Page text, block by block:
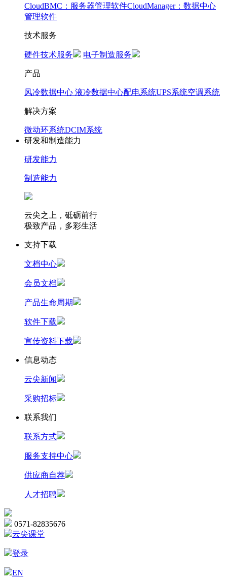
CloudBMC：服务器管理软件CloudManager：数据中心
管理软件
技术服务
硬件技术服务 电子制造服务
产品
风冷数据中心 液冷数据中心配电系统UPS系统空调系统
解决方案
微动环系统DCIM系统
研发和制造能力
研发能力
制造能力
云尖之上，砥砺前行
极致产品，多彩生活
支持下载
文档中心
会员文档
产品生命周期
软件下载
宣传资料下载
信息动态
云尖新闻
采购招标
联系我们
联系方式
服务支持中心
供应商自荐
人才招聘
0571-82835676
云尖课堂
登录
EN